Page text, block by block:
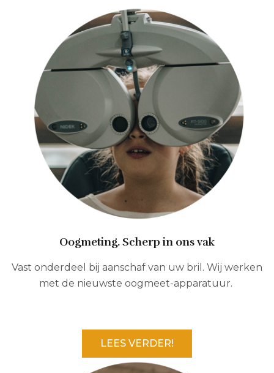
Oogmeting. Scherp in ons vak
Vast onderdeel bij aanschaf van uw bril. Wij werken
met de nieuwste oogmeet-apparatuur.
LEES VERDER!